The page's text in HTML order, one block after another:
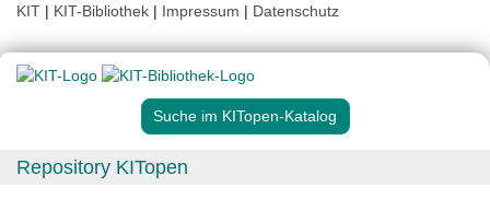
KIT | KIT-Bibliothek | Impressum | Datenschutz
Suche im KITopen-Katalog
Repository KITopen